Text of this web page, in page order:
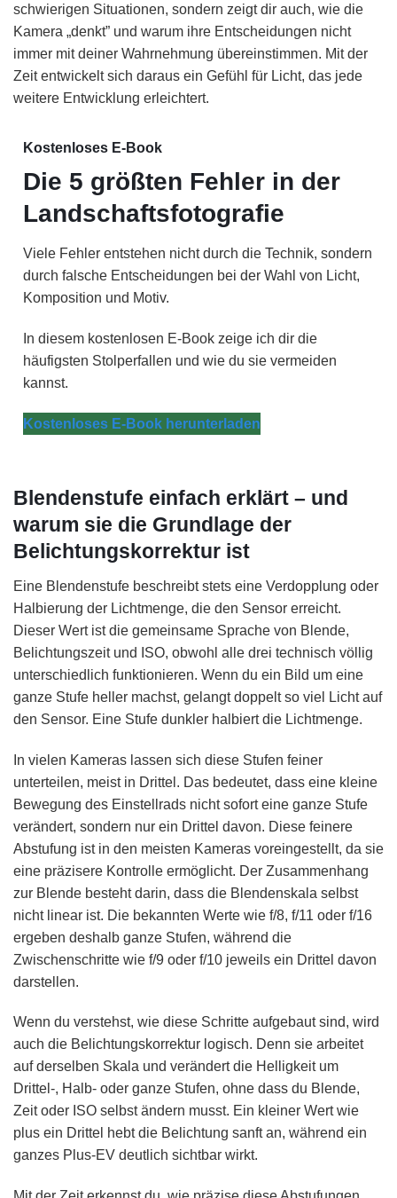
schwierigen Situationen, sondern zeigt dir auch, wie die
Kamera „denkt” und warum ihre Entscheidungen nicht
immer mit deiner Wahrnehmung übereinstimmen. Mit der
Zeit entwickelt sich daraus ein Gefühl für Licht, das jede
weitere Entwicklung erleichtert.
Kostenloses E-Book
Die 5 größten Fehler in der
Landschaftsfotografie
Viele Fehler entstehen nicht durch die Technik, sondern
durch falsche Entscheidungen bei der Wahl von Licht,
Komposition und Motiv.
In diesem kostenlosen E-Book zeige ich dir die
häufigsten Stolperfallen und wie du sie vermeiden
kannst.
Kostenloses E-Book herunterladen
Blendenstufe einfach erklärt – und
warum sie die Grundlage der
Belichtungskorrektur ist
Eine Blendenstufe beschreibt stets eine Verdopplung oder
Halbierung der Lichtmenge, die den Sensor erreicht.
Dieser Wert ist die gemeinsame Sprache von Blende,
Belichtungszeit und ISO, obwohl alle drei technisch völlig
unterschiedlich funktionieren. Wenn du ein Bild um eine
ganze Stufe heller machst, gelangt doppelt so viel Licht auf
den Sensor. Eine Stufe dunkler halbiert die Lichtmenge.
In vielen Kameras lassen sich diese Stufen feiner
unterteilen, meist in Drittel. Das bedeutet, dass eine kleine
Bewegung des Einstellrads nicht sofort eine ganze Stufe
verändert, sondern nur ein Drittel davon. Diese feinere
Abstufung ist in den meisten Kameras voreingestellt, da sie
eine präzisere Kontrolle ermöglicht. Der Zusammenhang
zur Blende besteht darin, dass die Blendenskala selbst
nicht linear ist. Die bekannten Werte wie f/8, f/11 oder f/16
ergeben deshalb ganze Stufen, während die
Zwischenschritte wie f/9 oder f/10 jeweils ein Drittel davon
darstellen.
Wenn du verstehst, wie diese Schritte aufgebaut sind, wird
auch die Belichtungskorrektur logisch. Denn sie arbeitet
auf derselben Skala und verändert die Helligkeit um
Drittel-, Halb- oder ganze Stufen, ohne dass du Blende,
Zeit oder ISO selbst ändern musst. Ein kleiner Wert wie
plus ein Drittel hebt die Belichtung sanft an, während ein
ganzes Plus-EV deutlich sichtbar wirkt.